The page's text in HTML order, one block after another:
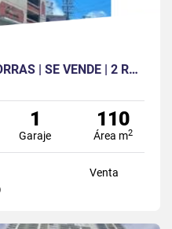
PH SUNSET PLACE |VIA PORRAS | SE VENDE | 2 REC| 2 B | 1P |BALCÓN
1
Garaje
110
Área m2
Venta